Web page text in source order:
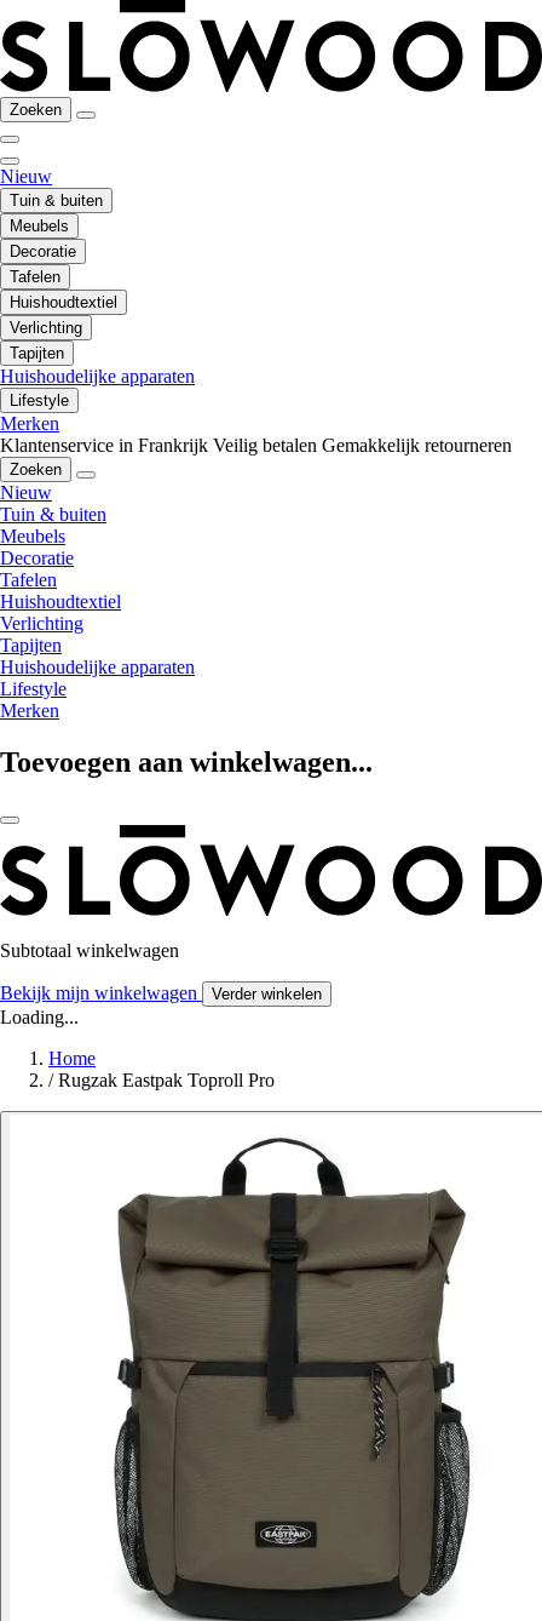
Zoeken
Nieuw
Tuin & buiten
Meubels
Decoratie
Tafelen
Huishoudtextiel
Verlichting
Tapijten
Huishoudelijke apparaten
Lifestyle
Merken
Klantenservice in Frankrijk Veilig betalen Gemakkelijk retourneren
Zoeken
Nieuw
Tuin & buiten
Meubels
Decoratie
Tafelen
Huishoudtextiel
Verlichting
Tapijten
Huishoudelijke apparaten
Lifestyle
Merken
Toevoegen aan winkelwagen...
Subtotaal winkelwagen
Bekijk mijn winkelwagen Verder winkelen
Loading...
Home
/ Rugzak Eastpak Toproll Pro